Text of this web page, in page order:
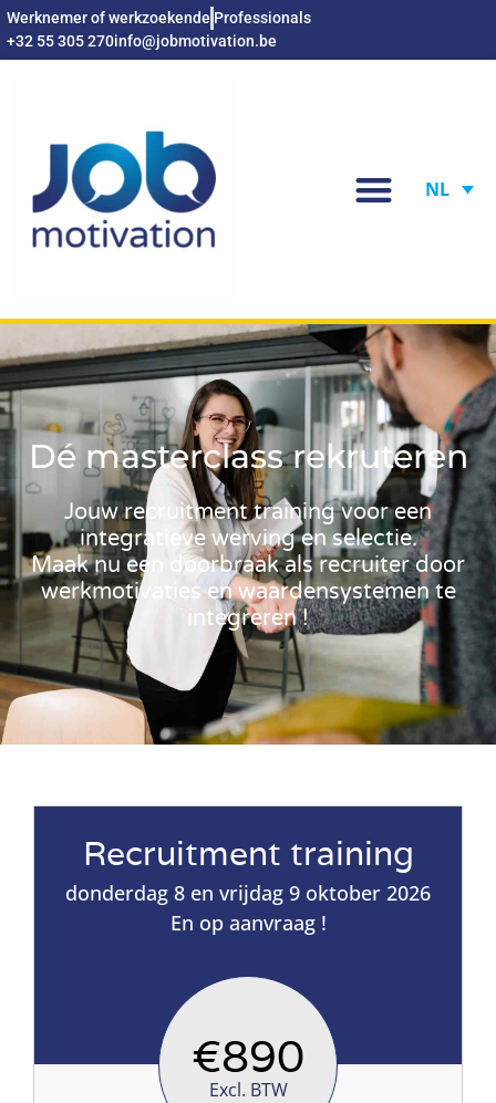
Werknemer of werkzoekende Professionals
+32 55 305 270info@jobmotivation.be
NL
Dé masterclass rekruteren
Jouw recruitment training voor een
integratieve werving en selectie.
Maak nu een doorbraak als recruiter door
werkmotivaties en waardensystemen te
integreren !
Recruitment training
donderdag 8 en vrijdag 9 oktober 2026
En op aanvraag !
€890
Excl. BTW